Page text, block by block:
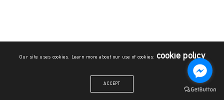
Our site uses cookies. Learn more about our use of cookies: cookie policy
ACCEPT